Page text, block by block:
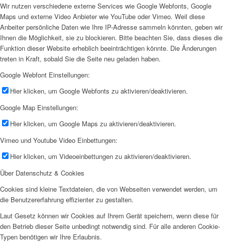
Wir nutzen verschiedene externe Services wie Google Webfonts, Google
Maps und externe Video Anbieter wie YouTube oder Vimeo. Weil diese
Anbeiter persönliche Daten wie Ihre IP-Adresse sammeln könnten, geben wir
Ihnen die Möglichkeit, sie zu blockieren. Bitte beachten Sie, dass dieses die
Funktion dieser Website erheblich beeinträchtigen könnte. Die Änderungen
treten in Kraft, sobald Sie die Seite neu geladen haben.
Google Webfont Einstellungen:
Hier klicken, um Google Webfonts zu aktivieren/deaktivieren.
Google Map Einstellungen:
Hier klicken, um Google Maps zu aktivieren/deaktivieren.
Vimeo und Youtube Video Einbettungen:
Hier klicken, um Videoeinbettungen zu aktivieren/deaktivieren.
Über Datenschutz & Cookies
Cookies sind kleine Textdateien, die von Webseiten verwendet werden, um
die Benutzererfahrung effizienter zu gestalten.
Laut Gesetz können wir Cookies auf Ihrem Gerät speichern, wenn diese für
den Betrieb dieser Seite unbedingt notwendig sind. Für alle anderen Cookie-
Typen benötigen wir Ihre Erlaubnis.